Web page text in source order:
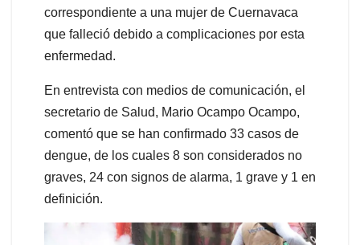
correspondiente a una mujer de Cuernavaca
que falleció debido a complicaciones por esta
enfermedad.
En entrevista con medios de comunicación, el
secretario de Salud, Mario Ocampo Ocampo,
comentó que se han confirmado 33 casos de
dengue, de los cuales 8 son considerados no
graves, 24 con signos de alarma, 1 grave y 1 en
definición.